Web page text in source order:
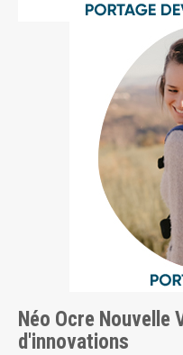
Néo Ocre Nouvelle
d'innovations